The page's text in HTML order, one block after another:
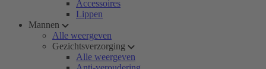
Accessoires
Lippen
Mannen
Alle weergeven
Gezichtsverzorging
Alle weergeven